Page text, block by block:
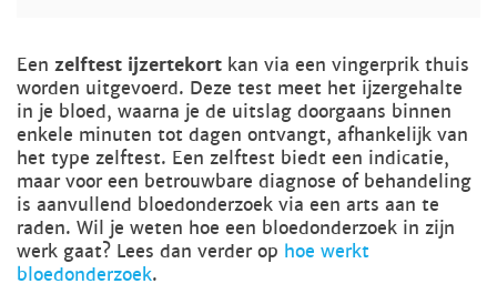
Een zelftest ijzertekort kan via een vingerprik thuis
worden uitgevoerd. Deze test meet het ijzergehalte
in je bloed, waarna je de uitslag doorgaans binnen
enkele minuten tot dagen ontvangt, afhankelijk van
het type zelftest. Een zelftest biedt een indicatie,
maar voor een betrouwbare diagnose of behandeling
is aanvullend bloedonderzoek via een arts aan te
raden. Wil je weten hoe een bloedonderzoek in zijn
werk gaat? Lees dan verder op hoe werkt
bloedonderzoek.